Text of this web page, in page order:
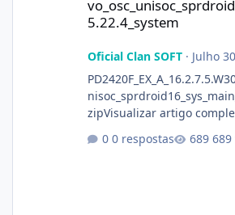
5.22.4_system
Oficial Clan SOFT· Julho 30
zipVisualizar artigo
0 respostas
689